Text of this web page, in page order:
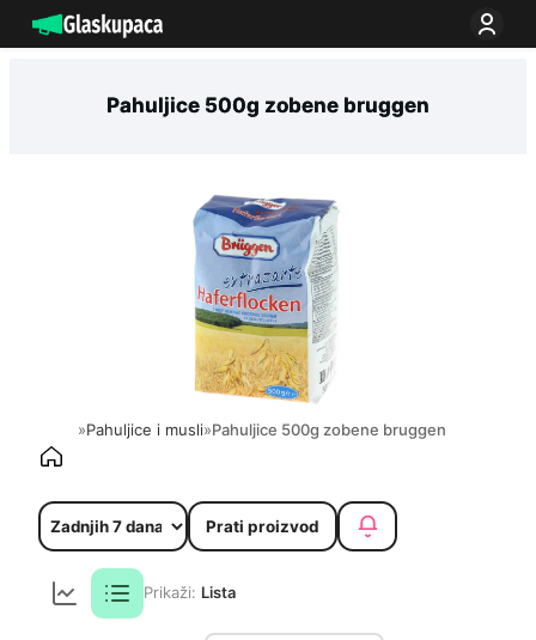
na
Pahuljice 500g zobene bruggen
»Pahuljice i musli»Pahuljice 500g zobene bruggen
Prati proizvod
Prikaži: Lista